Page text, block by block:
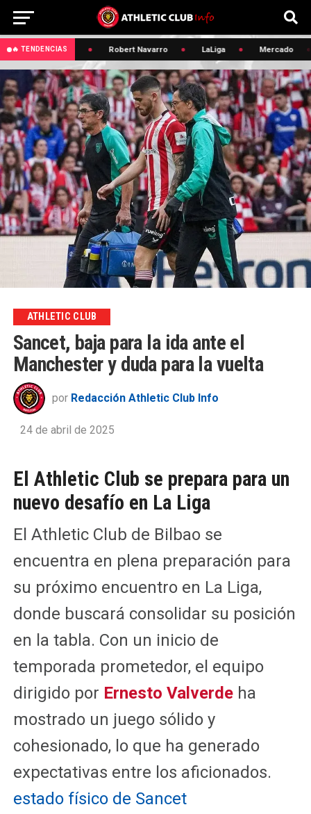
🔥 TENDENCIAS
🔥 Edin Terzic Robert Navarro LaLiga Mercado
ATHLETIC CLUB
Sancet, baja para la ida ante el
Manchester y duda para la vuelta
por Redacción Athletic Club Info
24 de abril de 2025
El Athletic Club se prepara para un
nuevo desafío en La Liga
El Athletic Club de Bilbao se
encuentra en plena preparación para
su próximo encuentro en La Liga,
donde buscará consolidar su posición
en la tabla. Con un inicio de
temporada prometedor, el equipo
dirigido por Ernesto Valverdeha
mostrado un juego sólido y
cohesionado, lo que ha generado
expectativas entre los aficionados.
estado físico de Sancet